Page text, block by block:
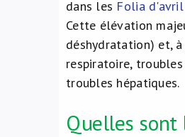
dans les Folia
Cette élévation
déshydratation) et, à
respiratoire,
troubles hépatiques.
Quelles sont